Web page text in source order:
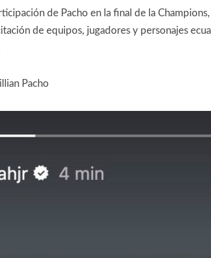
de Pacho en la final de la
de equipos, jugadores y personajes
Pacho